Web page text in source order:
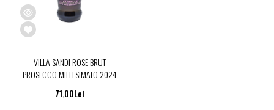
VILLA SANDI ROSE BRUT
PROSECCO MILLESIMATO 2024
71,00Lei